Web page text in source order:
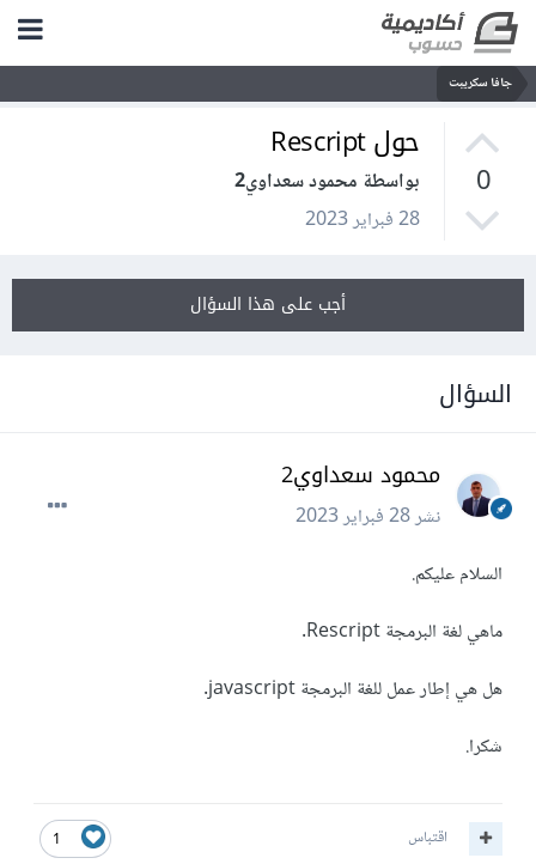
جافا سكريبت
0
حول Rescript
بواسطة محمود سعداوي2
28 فبراير 2023
أجب على هذا السؤال
السؤال
محمود سعداوي2
نشر28 فبراير 2023
السلام عليكم.
ماهي لغة البرمجة Rescript.
هل هي إطار عمل للغة البرمجة javascript.
شكرا.
1 اقتباس